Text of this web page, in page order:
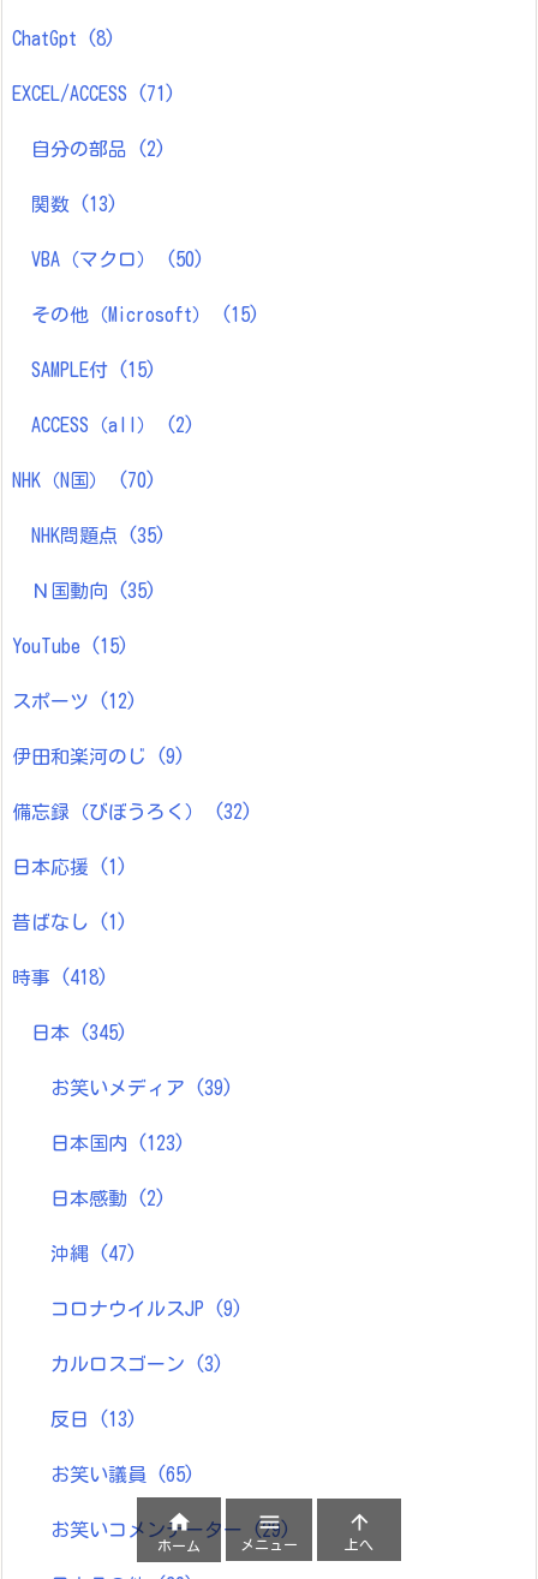
ChatGpt (8)
EXCEL/ACCESS (71)
自分の部品 (2)
関数 (13)
VBA（マクロ） (50)
その他（Microsoft） (15)
SAMPLE付 (15)
ACCESS（all） (2)
NHK（N国） (70)
NHK問題点 (35)
Ｎ国動向 (35)
YouTube (15)
スポーツ (12)
伊田和楽河のじ (9)
備忘録（びぼうろく） (32)
日本応援 (1)
昔ばなし (1)
時事 (418)
日本 (345)
お笑いメディア (39)
日本国内 (123)
日本感動 (2)
沖縄 (47)
コロナウイルスJP (9)
カルロスゴーン (3)
反日 (13)
お笑い議員 (65)
お笑いコメンテーター (29)

ホーム

メニュー

上へ